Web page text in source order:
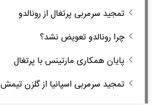
تمجید سرمربی پرتغال از رونالدو
چرا رونالدو تعویض نشد؟
پایان همکاری مارتینس با پرتغال
تمجید سرمربی اسپانیا از گلزن تیمش